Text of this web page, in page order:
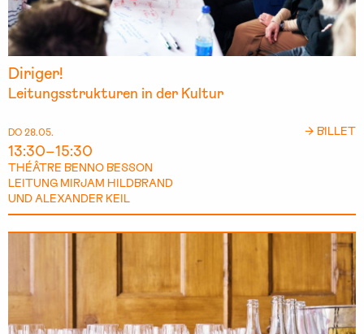
DO 28.05.
13:30–15:30
THÉÂTRE BENNO BESSON
LEITUNG MIRJAM HILDBRAND
UND ALEXANDER KEIL
Diriger!
Leitungsstrukturen in der Kultur
→ BILLET